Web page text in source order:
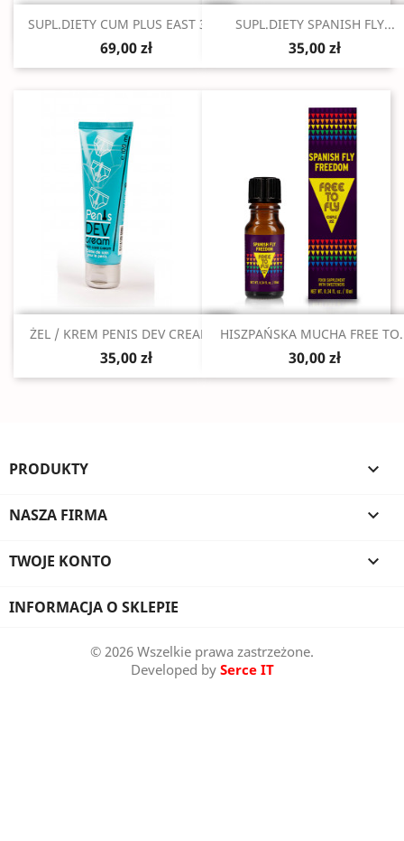
Szybki podgląd
SUPL.DIETY CUM PLUS EAST 30...
69,00 zł
Szybki podgląd
SUPL.DIETY SPANISH FLY...
35,00 zł
Szybki podgląd
ŻEL / KREM PENIS DEV CREAM...
35,00 zł
Szybki podgląd
HISZPAŃSKA MUCHA FREE
30,00 zł
PRODUKTY 
NASZA FIRMA 
TWOJE KONTO 
INFORMACJA O SKLEPIE
© 2026 Wszelkie prawa zastrzeżone.
Developed by Serce IT